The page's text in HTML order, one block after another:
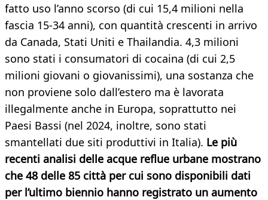
fatto uso l’anno scorso (di cui 15,4 milioni nella
fascia 15-34 anni), con quantità crescenti in arrivo
da Canada, Stati Uniti e Thailandia. 4,3 milioni
sono stati i consumatori di cocaina (di cui 2,5
milioni giovani o giovanissimi), una sostanza che
non proviene solo dall’estero ma è lavorata
illegalmente anche in Europa, soprattutto nei
Paesi Bassi (nel 2024, inoltre, sono stati
smantellati due siti produttivi in Italia). Le più
recenti analisi delle acque reflue urbane mostrano
che 48 delle 85 città per cui sono disponibili dati
per l’ultimo biennio hanno registrato un aumento